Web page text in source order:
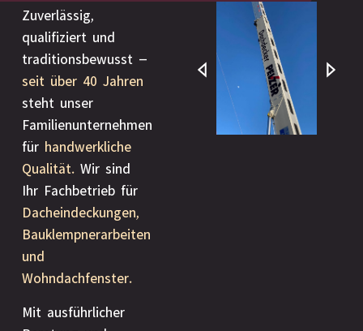
Zuverlässig,
qualifiziert und
traditionsbewusst –
seit über 40 Jahren
steht unser
Familienunternehmen
für handwerkliche
Qualität. Wir sind
Ihr Fachbetrieb für
Dacheindeckungen,
Bauklempnerarbeiten
und
Wohndachfenster.
Mit ausführlicher